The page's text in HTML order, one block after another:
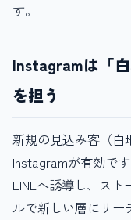
す。
Instagramは「
を担う
新規の見込み客（白
Instagramが有効で
LINEへ誘導し、ス
ルで新しい層にリ